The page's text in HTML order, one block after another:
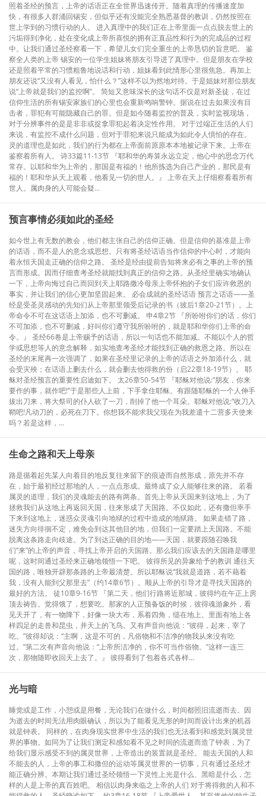
照着圣经的预言，上帝的话语正在全世界迅速传开。随着真理的传播速度加
快，有很多人群涌回锡安，但似乎还有没能完全熟悉基督的教训，仍然按照在
世上学到的习惯行动的人。 进入真理中的我们正在上帝里面一点点脱去世上的
污垢得到净化，处在变化成上帝所喜悦的拥有正直品性和行为的完成品的过程
中。让我们通过圣经察看一下，希望儿女们完全重生的上帝恳切的旨意吧。 鉴
察全人类的上帝 锡安的一位学生姐妹将朋友引导进了真理中。但是朋友在学校
还是照着平常的习惯粗鲁地说话和行动，姐妹看到此情形心里很焦急。再加上
朋友还说“又没有人看见，怕什么？”这样不以为然地对待。于是姐妹对那位朋友
说“上帝就是我们的监控啊”。 简短又意味深长的这句话不仅是对新圣徒，在过
信仰生活的所有锡安家族们的心里也会重新鸣响警钟。据说在过去如果没有目
击者，罪犯有可能隐藏自己的罪。但是如今随着监控的普及，实时监视现场，
对于分辨事件的是是非非或捉拿罪犯起着决定性作用。 对于过端正生活的人们
来说，有监控不成什么问题，但对于罪犯来说只能成为如此令人惧怕的存在。
灵的道理也是如此，我们的行为都在上帝面前原原本本地被记录下来。上帝在
鉴察着所有人。 诗33篇11-13节 『耶和华的寿算永远立定，他心中的思念万代
常存。以耶和华为上帝的，那国是有福的！他所拣选为自己产业的，那民是有
福的！耶和华从天上观看，他看见一切的世人。』 上帝在天上仔细察看着所有
世人。属肉身的人可能会疑...
预言事情必须如此的圣经
如今世上有无数的教会，他们都主张自己的信仰正确。但是信仰的基准是上帝
的话语，而不是人的意念或思想。只有将圣经话语当作信仰的中心时，才能向
着永恒天国走正确的信仰之路。 圣经是经由提前告知将来必有之事的上帝的预
言而形成。因而仔细查考圣经就能找到真正的信仰之路。从圣经里确实地确认
一下，上帝向悔过自己而回到天上耶路撒冷母亲上帝怀抱的子女们应许救恩的
事实，并让我们的信心更加坚固起来。 必会成就的圣经话语 预言之话语——圣
经是受圣灵感动的先知们从上帝那里领受后记录的书（彼后1章20-21节）。上
帝命令不可在这话语上加添，也不可删减。 申4章2节 『所吩咐你们的话，你们
不可加添，也不可删减，好叫你们遵守我所吩咐的，就是耶和华你们上帝的命
令。』 圣经66卷是上帝赐予的话语，所以一句话也不能加减。不能以个人的哲
学或思想等人的意念解释，如实地查考圣经才能找到正确的救恩之路。所以在
圣经的末尾再一次强调了，如果在圣经里记录的上帝的话语之外加添什么，就
会受灾殃；在话语上删去什么，就会删去他得救的份（启22章18-19节）。 耶
稣对圣经预言的重要性启迪如下。 太26章50-54节 『耶稣对他说:“朋友，你来
要作的事，就作吧!”于是那些人上前，下手拿住耶稣。有跟随耶稣的一个人伸手
拔出刀来，将大祭司的仆人砍了一刀，削掉了他一个耳朵。耶稣对他说:“收刀入
鞘吧!凡动刀的，必死在刀下。你想我不能求我父现在为我差遣十二营多天使来
吗？若是这样，...
生命之路和天上母亲
路是循着起先某人向着目的地反复往来留下的痕迹而自然形成，原先并不存
在，始于最初经过那地的人，一点点形成。最终成了众人能够往来的路。 若看
属灵的道理，我们的灵魂能去的路有两条。首先上帝从天国来到这地上，为了
拯救我们从这地上再返回天国，往来形成了天国路。不仅如此，还有撒但率手
下来到这地上，迷惑众灵魂引向地狱的过程中造成的地狱路。 如果走错了路，
迷失方向徘徊不定，难免会到达其他目的地，但我们一定要踏上天国路。不能
脱离这条路走向歧途。为了到达正确的目的地——天国，就要跟随召唤我
们“来”的上帝的声音，寻找上帝开启的天国路。那么我们应该去的天国路是哪里
呢，这时间通过圣经来正确地领悟一下吧。 彼得所见的异象给予的教训 通往天
国的路，唯独开辟那条路的上帝最清楚。所以耶稣说“我就是道路，若不藉着
我，没有人能到父那里去”（约14章6节）。顺从上帝的引导才是寻找天国路的
最好的方法。 徒10章9-16节 『第二天，他们行路将近那城，彼得约在午正上房
顶去祷告。觉得饿了，想要吃。那家的人正预备饭的时候，彼得魂游象外，看
见天开了，有一物降下，好像一块大布，系着四角，缒在地上。里面有地上各
样四足的走兽和昆虫，并天上的飞鸟。又有声音向他说：“彼得，起来，宰了
吃。”彼得却说：“主啊，这是不可的，凡俗物和不洁净的物我从来没有吃
过。”第二次有声音向他说：“上帝所洁净的，你不可当作俗物。”这样一连三
次，那物随即收回天上去了。』 彼得看到了包着各式各样...
光与暗
睡觉或是工作，小憩或是用餐，无论我们在做什么，时间都照旧流逝而去。因
为逝去的时间无法用肉眼确认，所以为了能看见无形的时间而设计出来的机器
就是钟表。 同样的，在肉身现实世界中生活的我们也无法看到和感觉到属灵世
界的事物。如同为了让我们测定和感知看不见之时间的流逝而造了钟表，为了
给我们显示感受不到的属灵世界，上帝造出的装置就是圣经。 能去天国的人和
不能去的人，上帝的事工和撒但的运动等属灵世界的一切事，只有通过圣经才
能正确分辨。本期让我们通过圣经领悟一下灵性上光是什么、黑暗是什么，怎
样的人是上帝的真百姓吧。 相信以肉身来临之上帝的人们 对于将得救的人和不